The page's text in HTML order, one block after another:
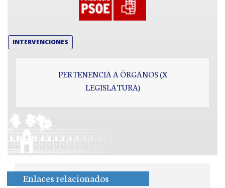
INTERVENCIONES
PERTENENCIA A ÓRGANOS (X
LEGISLATURA)
Enlaces relacionados